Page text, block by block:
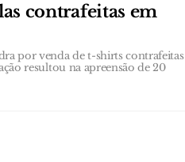
contrafeitas em
por venda de t-shirts contrafeitas
resultou na apreensão de 20